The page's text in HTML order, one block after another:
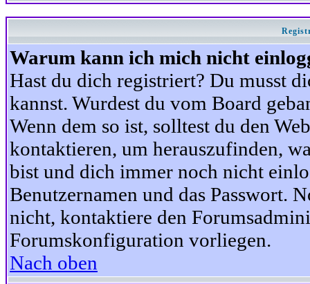
Warum kann ich mich nicht
Hast du dich registriert? Du musst
kannst. Wurdest du vom Board
Wenn dem so ist, solltest du den
kontaktieren, um herauszufinden,
bist und dich immer noch nicht
Benutzernamen und das Passwort.
nicht, kontaktiere den
Forumskonfiguration vorliegen.
Nach oben